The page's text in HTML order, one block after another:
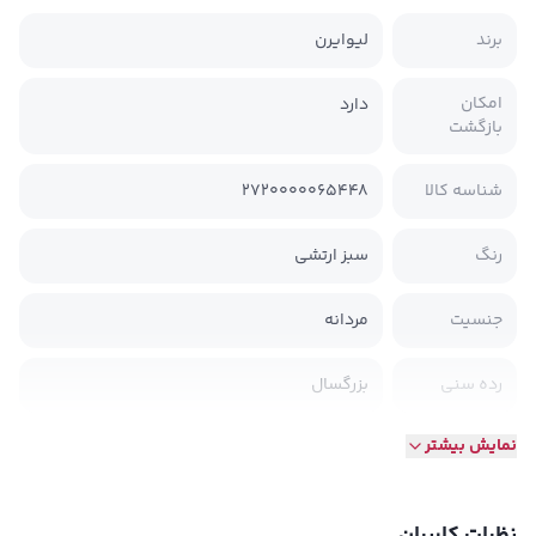
برند لیوایرن
امکان
بازگشت
دارد
شناسه کالا 2720000065448
رنگ سبز ارتشی
جنسیت مردانه
رده سنی بزرگسال
جنس
نمایش بیشتر